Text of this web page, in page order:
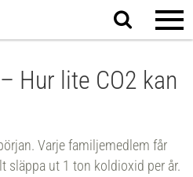
Sök
på
Hur lite CO2 kan
Varje familjemedlem får
släppa ut 1 ton koldioxid per år.